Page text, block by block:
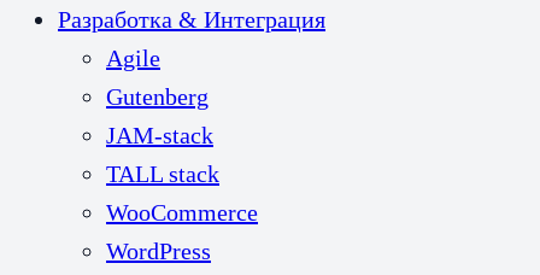
Разработка & Интеграция
Agile
Gutenberg
JAM-stack
TALL stack
WooCommerce
WordPress